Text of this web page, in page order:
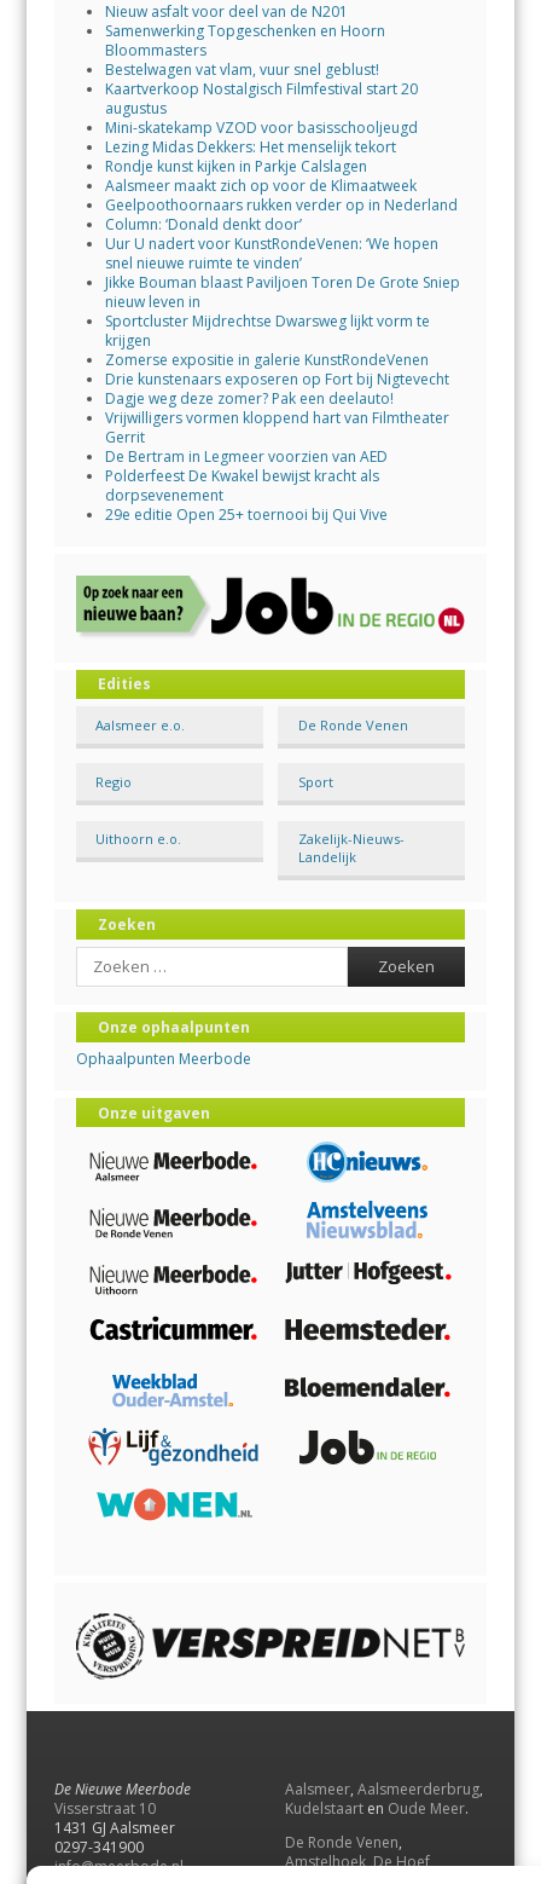
Nieuw asfalt voor deel van de N201
Samenwerking Topgeschenken en Hoorn
Bloommasters
Bestelwagen vat vlam, vuur snel geblust!
Kaartverkoop Nostalgisch Filmfestival start 20
augustus
Mini-skatekamp VZOD voor basisschooljeugd
Lezing Midas Dekkers: Het menselijk tekort
Rondje kunst kijken in Parkje Calslagen
Aalsmeer maakt zich op voor de Klimaatweek
Geelpoothoornaars rukken verder op in Nederland
Column: ‘Donald denkt door’
Uur U nadert voor KunstRondeVenen: ‘We hopen
snel nieuwe ruimte te vinden’
Jikke Bouman blaast Paviljoen Toren De Grote Sniep
nieuw leven in
Sportcluster Mijdrechtse Dwarsweg lijkt vorm te
krijgen
Zomerse expositie in galerie KunstRondeVenen
Drie kunstenaars exposeren op Fort bij Nigtevecht
Dagje weg deze zomer? Pak een deelauto!
Vrijwilligers vormen kloppend hart van Filmtheater
Gerrit
De Bertram in Legmeer voorzien van AED
Polderfeest De Kwakel bewijst kracht als
dorpsevenement
29e editie Open 25+ toernooi bij Qui Vive
Edities
Aalsmeer e.o. De Ronde Venen
Regio Sport
Uithoorn e.o.
Zakelijk-Nieuws-
Landelijk
Zoeken
Search
Onze ophaalpunten
Ophaalpunten Meerbode
Onze uitgaven
De Nieuwe Meerbode
Visserstraat 10
1431 GJ Aalsmeer
0297-341900
info@meerbode.nl
Aalsmeer, Aalsmeerderbrug,
Kudelstaart en Oude Meer.
De Ronde Venen,
Amstelhoek,De Hoef,